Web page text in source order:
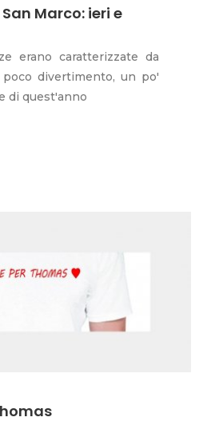
Marco: ieri e
erano caratterizzate da
divertimento, un po'
di quest'anno